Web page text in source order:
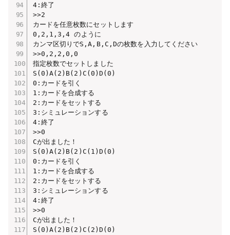
4:終了
>>2
カードを任意枚数にセットします
0,2,1,3,4 のように
カンマ区切りでS,A,B,C,Dの枚数を入力してください
>>0,2,2,0,0
指定枚数でセットしました
S(0)A(2)B(2)C(0)D(0)
0:カードを引く
1:カードを合成する
2:カードをセットする
3:シミュレーションする
4:終了
>>0
Cが出ました！
S(0)A(2)B(2)C(1)D(0)
0:カードを引く
1:カードを合成する
2:カードをセットする
3:シミュレーションする
4:終了
>>0
Cが出ました！
S(0)A(2)B(2)C(2)D(0)